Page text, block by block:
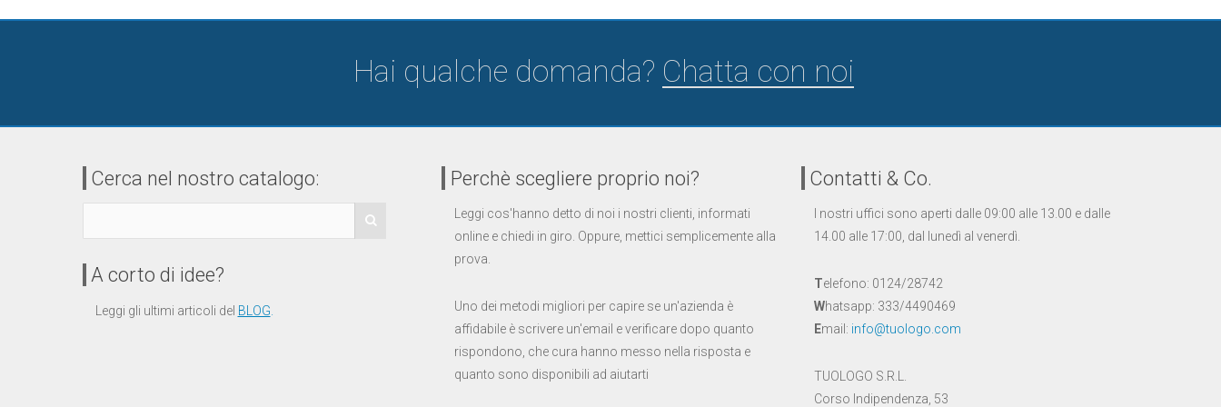
Hai qualche domanda? Chatta con noi
Cerca nel nostro catalogo:
A corto di idee?
Leggi gli ultimi articoli del BLOG
Perchè scegliere proprio noi?
Leggi cos'hanno detto di noi i nostri clienti, informati
online e chiedi in giro. Oppure, mettici semplicemente alla
prova.
Uno dei metodi migliori per capire se un'azienda è
affidabile è scrivere un'email e verificare dopo quanto
rispondono, che cura hanno messo nella risposta e
quanto sono disponibili ad aiutarti
Contatti & Co.
I nostri uffici sono aperti dalle 09:00 alle 13.00 e dalle
14.00 alle 17:00, dal lunedì al venerdì.
Telefono: 0124/28742
Whatsapp: 333/4490469
Email: info@tuologo.com
TUOLOGO S.R.L.
Corso Indipendenza, 53